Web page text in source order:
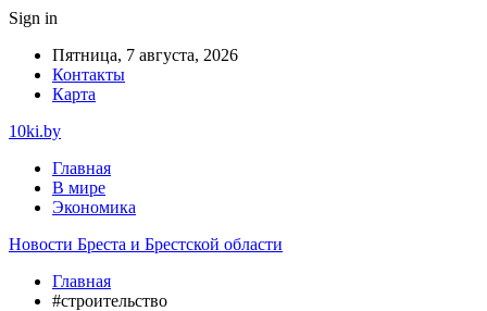
Sign in
Пятница, 7 августа, 2026
Контакты
Карта
10ki.by
Главная
В мире
Экономика
Новости Бреста и Брестской области
Главная
#строительство